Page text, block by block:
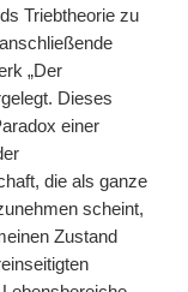
Triebtheorie zu
„Der
Dieses
einer
die als ganze
scheint,
Zustand